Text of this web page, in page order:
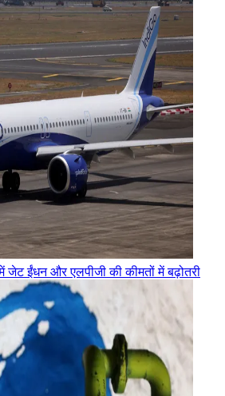
जेट ईंधन और एलपीजी की कीमतों में बढ़ोतरी